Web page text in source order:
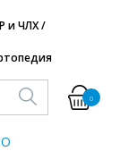
и ЧЛХ /
0